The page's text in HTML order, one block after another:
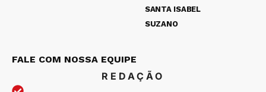
SANTA ISABEL
SUZANO
FALE COM NOSSA EQUIPE
REDAÇÃO